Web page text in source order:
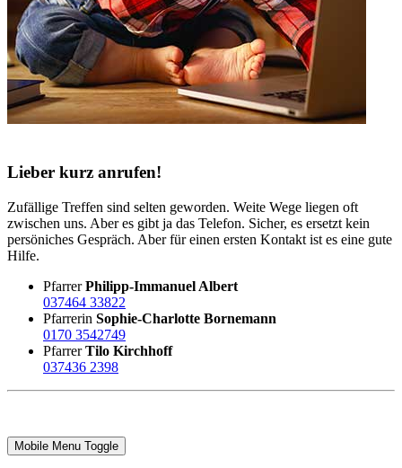
Lieber kurz anrufen!
Zufällige Treffen sind selten geworden. Weite Wege liegen oft
zwischen uns. Aber es gibt ja das Telefon. Sicher, es ersetzt kein
persöniches Gespräch. Aber für einen ersten Kontakt ist es eine gute
Hilfe.
PfarrerPhilipp-Immanuel Albert
037464 33822
Pfarrerin Sophie-Charlotte Bornemann
0170 3542749
PfarrerTilo Kirchhoff
037436 2398
Mobile Menu Toggle